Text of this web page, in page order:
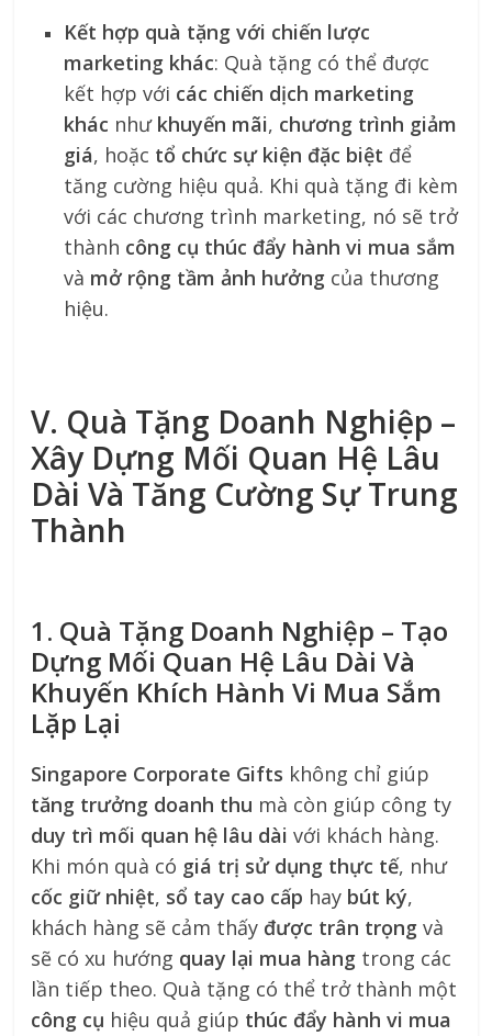
Kết hợp quà tặng với chiến lược
marketing khác: Quà tặng có thể được
kết hợp với các chiến dịch marketing
khác như khuyến mãi, chương trình giảm
giá, hoặc tổ chức sự kiện đặc biệt để
tăng cường hiệu quả. Khi quà tặng đi kèm
với các chương trình marketing, nó sẽ trở
thành công cụ thúc đẩy hành vi mua sắm
và mở rộng tầm ảnh hưởng của thương
hiệu.
V. Quà Tặng Doanh Nghiệp –
Xây Dựng Mối Quan Hệ Lâu
Dài Và Tăng Cường Sự Trung
Thành
1. Quà Tặng Doanh Nghiệp – Tạo
Dựng Mối Quan Hệ Lâu Dài Và
Khuyến Khích Hành Vi Mua Sắm
Lặp Lại
Singapore Corporate Gifts không chỉ giúp
tăng trưởng doanh thu mà còn giúp công ty
duy trì mối quan hệ lâu dài với khách hàng.
Khi món quà có giá trị sử dụng thực tế, như
cốc giữ nhiệt, sổ tay cao cấp hay bút ký,
khách hàng sẽ cảm thấy được trân trọng và
sẽ có xu hướng quay lại mua hàng trong các
lần tiếp theo. Quà tặng có thể trở thành một
công cụ hiệu quả giúp thúc đẩy hành vi mua